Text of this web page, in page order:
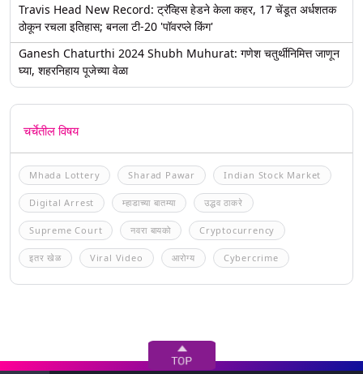
Travis Head New Record: ट्रॅव्हिस हेडने केला कहर, 17 चेंडूत अर्धशतक
ठोकून रचला इतिहास; बनला टी-20 'पॉवरप्ले किंग'
Ganesh Chaturthi 2024 Shubh Muhurat: गणेश चतुर्थीनिमित्त जाणून
घ्या, शहरनिहाय पूजेच्या वेळा
चर्चेतील विषय
Mhada Lottery Sharad Pawar Indian Stock Market
Digital Arrest म्हाडाच्या बातम्या उद्धव ठाकरे
Supreme Court नवरा बायको Cryptocurrency
इतर खेळ Viral Video आरोग्य Cybercrime